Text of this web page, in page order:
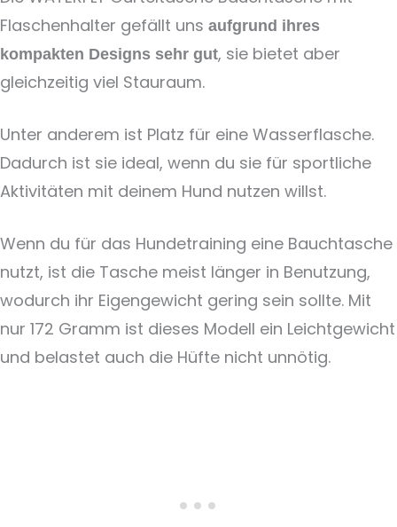
Flaschenhalter gefällt uns aufgrund ihres
kompakten Designs sehr gut, sie bietet aber
gleichzeitig viel Stauraum.
Unter anderem ist Platz für eine Wasserflasche.
Dadurch ist sie ideal, wenn du sie für sportliche
Aktivitäten mit deinem Hund nutzen willst.
Wenn du für das Hundetraining eine Bauchtasche
nutzt, ist die Tasche meist länger in Benutzung,
wodurch ihr Eigengewicht gering sein sollte. Mit
nur 172 Gramm ist dieses Modell ein Leichtgewicht
und belastet auch die Hüfte nicht unnötig.